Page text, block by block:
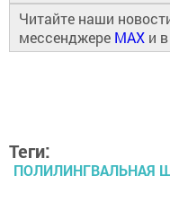
Читайте наши
мессенджере MAX и в
Теги:
ПОЛИЛИНГВАЛЬНАЯ